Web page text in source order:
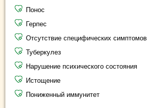
Понос
Герпес
Отсутствие специфических симптомов
Туберкулез
Нарушение психического состояния
Истощение
Пониженный иммунитет